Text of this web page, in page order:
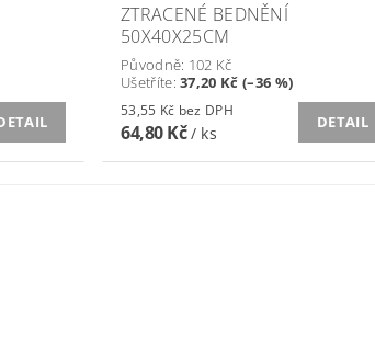
ZTRACENÉ BEDNĚNÍ
50X40X25CM
Původně: 102 Kč
Ušetříte:37,20 Kč (–36 %)
53,55 Kč bez DPH
64,80 Kč/ ks
DETAIL